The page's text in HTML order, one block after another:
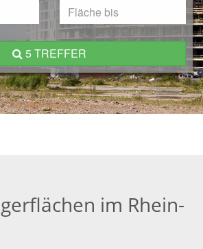
5 TREFFER
im Rhein-